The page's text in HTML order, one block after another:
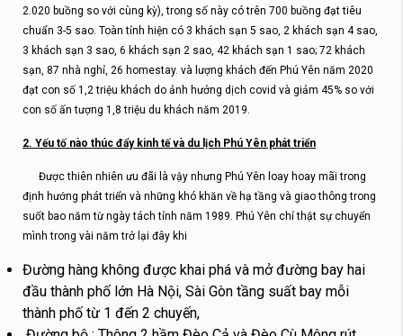
2.020 buồng so với cùng kỳ), trong số này có trên 700 buồng đạt tiêu
chuẩn 3-5 sao. Toàn tỉnh hiện có 3 khách sạn 5 sao, 2 khách sạn 4 sao,
3 khách sạn 3 sao, 6 khách sạn 2 sao, 42 khách sạn 1 sao; 72 khách
sạn, 87 nhà nghỉ, 26 homestay. và lượng khách đến Phú Yên năm 2020
đạt con số 1,2 triệu khách do ảnh hưởng dịch covid và giảm 45% so với
con số ấn tượng 1,8 triệu du khách năm 2019.
2. Yếu tố nào thúc đẩy kinh tế và du lịch Phú Yên phát triển
Được thiên nhiên ưu đãi là vậy nhưng Phú Yên loay hoay mãi trong
định hướng phát triển và những khó khăn về hạ tầng và giao thông trong
suốt bao năm từ ngày tách tỉnh năm 1989. Phú Yên chỉ thật sự chuyển
mình trong vài năm trở lại đây khi
Đường hàng không được khai phá và mở đường bay hai
đầu thành phố lớn Hà Nội, Sài Gòn tầng suất bay mỗi
thành phố từ 1 đến 2 chuyến,